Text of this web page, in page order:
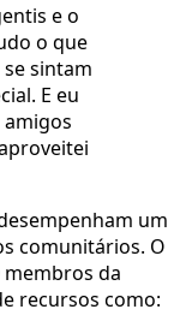
e o
o que
sintam
E eu
um
comunitários. O
membros da
recursos como: